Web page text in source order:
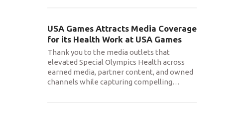
USA Games Attracts Media Coverage
for its Health Work at USA Games
Thank you to the media outlets that
elevated Special Olympics Health across
earned media, partner content, and owned
channels while capturing compelling…